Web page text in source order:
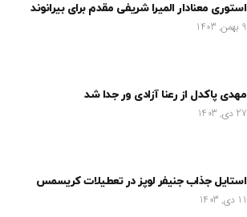
استوری معنادار المیرا شریفی مقدم برای بیرانوند
9 بهمن, 1403
مهدی پاکدل از رعنا آزادی ور جدا شد
27 دی, 1403
استایل جذاب جنیفر لوپز در تعطیلات کریسمس
11 دی, 1403